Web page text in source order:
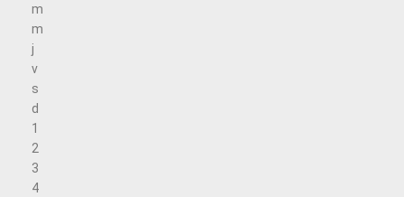
m
m
j
v
s
d
1
2
3
4